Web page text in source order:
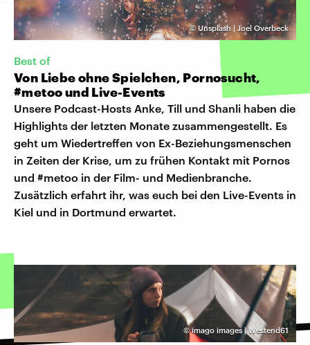
©Unsplash | Joel Overbeck
Best of
Von Liebe ohne Spielchen, Pornosucht,
#metoo und Live-Events
Unsere Podcast-Hosts Anke, Till und Shanli haben die
Highlights der letzten Monate zusammengestellt. Es
geht um Wiedertreffen von Ex-Beziehungsmenschen
in Zeiten der Krise, um zu frühen Kontakt mit Pornos
und #metoo in der Film- und Medienbranche.
Zusätzlich erfahrt ihr, was euch bei den Live-Events in
Kiel und in Dortmund erwartet.
©imago images | Westend61